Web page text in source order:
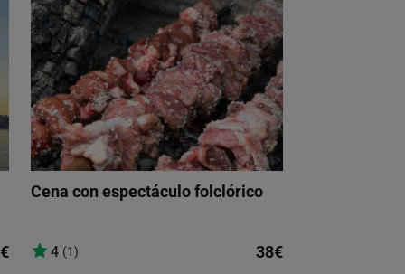
Cena con espectáculo folclórico
4 (1) 38€